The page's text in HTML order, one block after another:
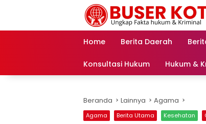
Home Berita Daerah
Konsultasi Hukum Hukum &
Beranda Lainnya Agama
Agama Berita Utama Kesehatan